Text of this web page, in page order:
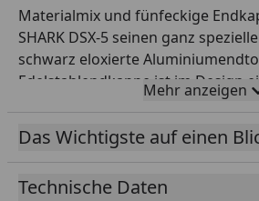
Materialmix und fünfeckige
SHARK DSX-5 seinen ganz
schwarz eloxierte
Edelstahlendkappe ist im Design
soundtechnisch typisch SHARK:
Ersatzdämpfer mit einem
EG-BE.
Mehr anzeigen
Das Wichtigste auf einen
Technische Daten